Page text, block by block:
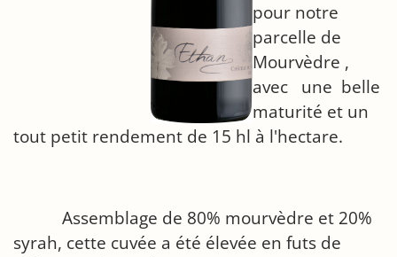
pour notre
parcelle de
Mourvèdre ,
avec une belle
maturité et un
tout petit rendement de 15 hl à l'hectare.
Assemblage de 80% mourvèdre et 20%
syrah, cette cuvée a été élevée en futs de